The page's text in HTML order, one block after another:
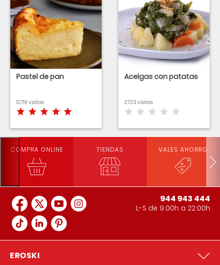
Pastel de pan
12719 visitas
Acelgas con patatas
2733 visitas
COMPRA ONLINE TIENDAS VALES AHORRO
944 943 444
L-S de 9:00h a 22:00h
EROSKI